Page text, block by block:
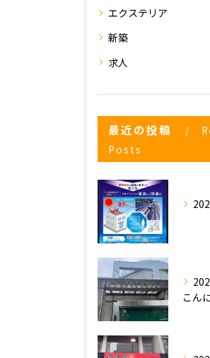
エクステリア
新築
求人
最近の投稿
Posts
こん
お気軽にお問い合わせく
お気軽にお問い合わせく